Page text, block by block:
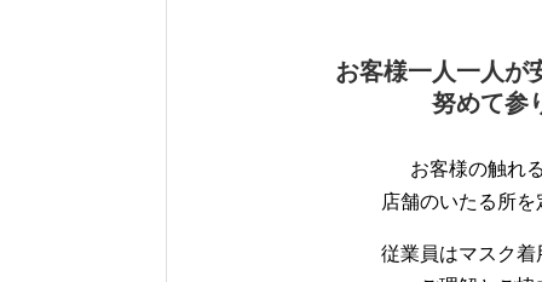
お客様一人一人が
努めて参
お客様の触れ
店舗のいたる所
従業員はマスク